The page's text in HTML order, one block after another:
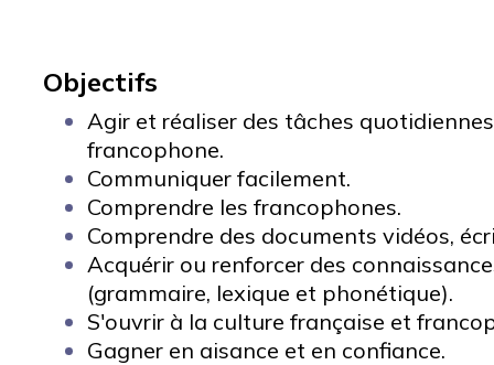
Objectifs
Agir et réaliser des tâches
francophone.
Communiquer facilement.
Comprendre les francophones.
Comprendre des documents vidéos,
Acquérir ou renforcer des
(grammaire, lexique et phonétique).
S'ouvrir à la culture française et
Gagner en aisance et en confiance.